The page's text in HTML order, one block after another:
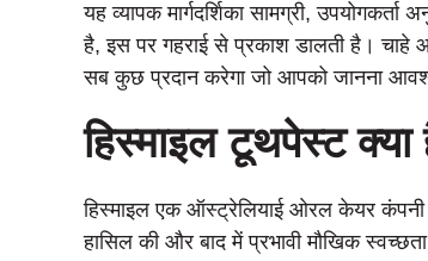
यह व्यापक मार्गदर्शिका सामग्री,
है, इस पर गहराई से प्रकाश डालती है। चाहे
सब कुछ प्रदान करेगा जो आपको जानना
हिस्माइल टूथपेस्ट क्या
हिस्माइल एक ऑस्ट्रेलियाई ओरल केयर
हासिल की और बाद में प्रभावी मौखिक